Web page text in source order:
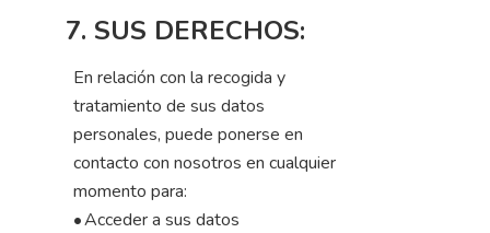
7. SUS DERECHOS:
En relación con la recogida y
tratamiento de sus datos
personales, puede ponerse en
contacto con nosotros en cualquier
momento para:
•Acceder a sus datos